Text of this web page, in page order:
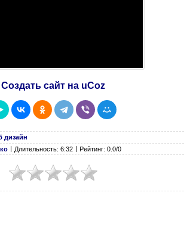
Создать сайт на uCoz
дизайн
Длительность: 6:32 Рейтинг: 0.0/0